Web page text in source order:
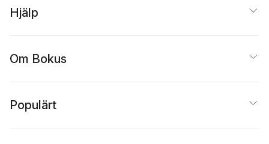
Hjälp
Om Bokus
Populärt